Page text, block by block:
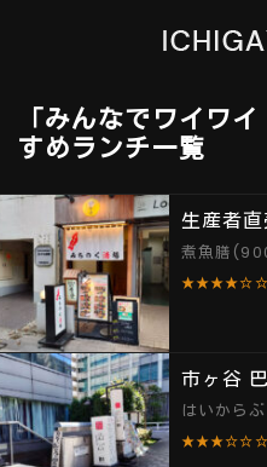
「みんなでワイワ
すめランチ一覧
生産者
煮魚膳
★★★★☆☆
市ヶ谷
はいから
★★★☆☆☆